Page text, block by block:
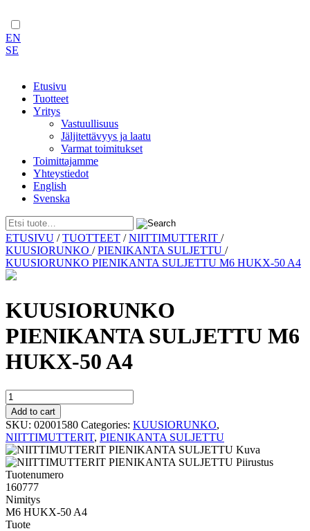
EN
SE
Etusivu
Tuotteet
Yritys
Vastuullisuus
Jäljitettävyys ja laatu
Varmat toimitukset
Toimittajamme
Yhteystiedot
English
Svenska
Skip
to
content
ETUSIVU /TUOTTEET /NIITTIMUTTERIT /
KUUSIORUNKO /PIENIKANTA SULJETTU /
KUUSIORUNKO PIENIKANTA SULJETTU M6 HUKX-50 A4
KUUSIORUNKO
PIENIKANTA SULJETTU M6
HUKX-50 A4
KUUSIORUNKO
PIENIKANTA
SULJETTU
M6
HUKX-
50
A4
quantity
Add to cart
SKU: 02001580 Categories: KUUSIORUNKO,
NIITTIMUTTERIT, PIENIKANTA SULJETTU
Tuotenumero
160777
Nimitys
M6 HUKX-50 A4
Tuote